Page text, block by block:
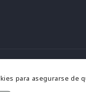
para asegurarse de